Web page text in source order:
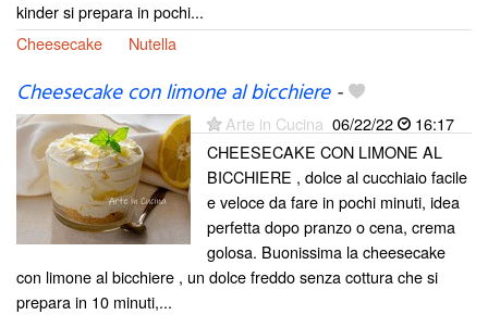
kinder si prepara in pochi...
Cheesecake
Nutella
Cheesecake con limone al bicchiere-
Arte in Cucina 06/22/22
16:17
CHEESECAKE CON LIMONE AL
BICCHIERE , dolce al cucchiaio facile
e veloce da fare in pochi minuti, idea
perfetta dopo pranzo o cena, crema
golosa. Buonissima la cheesecake
con limone al bicchiere , un dolce freddo senza cottura che si
prepara in 10 minuti,...